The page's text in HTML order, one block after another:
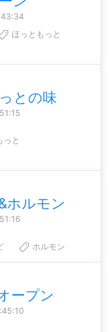
ほっともっと
との味
っと
ホルモン
ホルモン
ープン